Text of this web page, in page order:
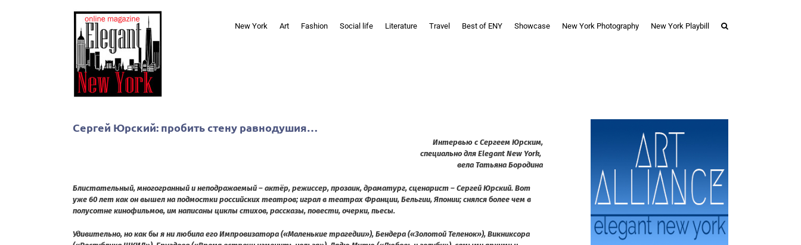
New York Art Fashion Social life Literature Travel Best of ENY Showcase New York Photography New York Playbill
Сергей Юрский: пробить стену равнодушия…
Интервью с Сергеем Юрским,
специально для Elegant New York,
вела Татьяна Бородина
Блистательный, многогранный и неподражаемый – актёр, режиссер, прозаик, драматург, сценарист – Сергей Юрский. Вот
уже 60 лет как он вышел на подмостки российских театров; играл в театрах Франции, Бельгии, Японии; снялся более чем в
полусотне кинофильмов, им написаны циклы стихов, рассказы, повести, очерки, пьесы.
Удивительно, но как бы я ни любила его Импровизатора («Маленькие трагедии»), Бендера («Золотой Теленок»), Викниксора